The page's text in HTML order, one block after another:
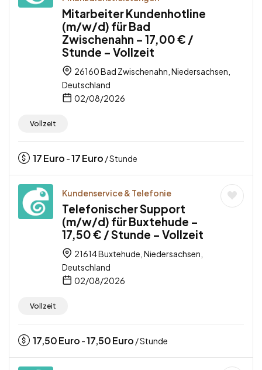
Mitarbeiter Kundenhotline
(m/w/d) für Bad
Zwischenahn – 17,00 € /
Stunde – Vollzeit
26160 Bad Zwischenahn, Niedersachsen,
Deutschland
02/08/2026
Vollzeit
17Euro -17Euro / Stunde
Kundenservice & Telefonie
Telefonischer Support
(m/w/d) für Buxtehude –
17,50 € / Stunde – Vollzeit
21614 Buxtehude, Niedersachsen,
Deutschland
02/08/2026
Vollzeit
17,50Euro -17,50Euro / Stunde